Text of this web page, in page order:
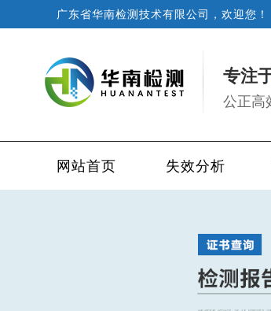
广东省华南检测技术有限公司，欢迎您！
专注
公正高
网站首页 失效分析